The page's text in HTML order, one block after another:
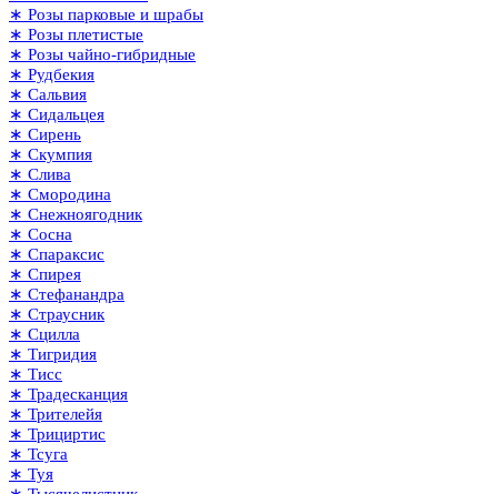
∗ Розы парковые и шрабы
∗ Розы плетистые
∗ Розы чайно-гибридные
∗ Рудбекия
∗ Сальвия
∗ Сидальцея
∗ Сирень
∗ Скумпия
∗ Слива
∗ Смородина
∗ Снежноягодник
∗ Сосна
∗ Спараксис
∗ Спирея
∗ Стефанандра
∗ Страусник
∗ Сцилла
∗ Тигридия
∗ Тисс
∗ Традесканция
∗ Трителейя
∗ Трициртис
∗ Тсуга
∗ Туя